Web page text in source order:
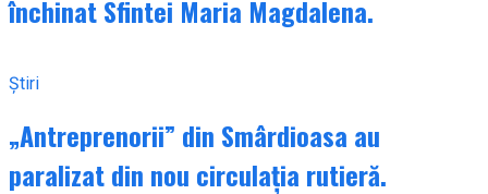
închinat Sfintei Maria Magdalena.
Știri
„Antreprenorii” din Smârdioasa au
paralizat din nou circulația rutieră.